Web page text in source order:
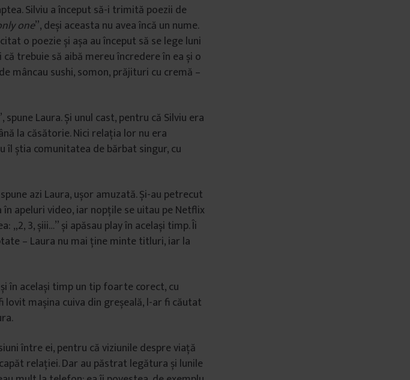
Silviu a început să-i trimită poezii de
one”, deși aceasta nu avea încă un nume.
o poezie și așa au început să se lege luni
trebuie să aibă mereu încredere în ea și o
mâncau sushi, somon, prăjituri cu cremă –
Laura. Și unul cast, pentru că Silviu era
la căsătorie. Nici relația lor nu era
îl știa comunitatea de bărbat singur, cu
azi Laura, ușor amuzată. Și-au petrecut
apeluri video, iar nopțile se uitau pe Netflix
„2, 3, șiii…” și apăsau play în același timp. Îi
– Laura nu mai ține minte titluri, iar la
în același timp un tip foarte corect, cu
lovit mașina cuiva din greșeală, l-ar fi căutat
între ei, pentru că viziunile despre viață
relației. Dar au păstrat legătura și lunile